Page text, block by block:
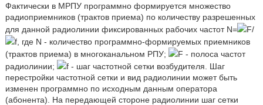
Фактически в МРПУ программно формируется множество
радиоприемников (трактов приема) по количеству разрешенных
для данной радиолинии фиксированных рабочих частот N=
F/
f, где N - количество программно-формируемых приемников
(трактов приема) в многоканальном РПУ;
F - полоса частот
радиолинии;
f - шаг частотной сетки возбудителя. Шаг
перестройки частотной сетки и вид радиолинии может быть
изменен программно по исходным данным оператора
(абонента). На передающей стороне радиолинии шаг сетки